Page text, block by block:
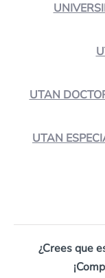
UTAN
UTAN
¿Crees que